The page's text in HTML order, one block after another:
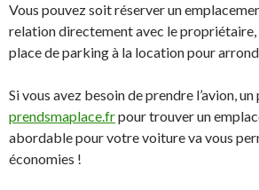
Vous pouvez soit réserver un
relation directement avec le
place de parking à la location pour
Si vous avez besoin de prendre l’avion,
prendsmaplace.frpour trouver un
abordable pour votre voiture va vous
économies !